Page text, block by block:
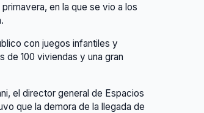
en la que se vio a los
con juegos infantiles y
de 100 viviendas y una gran
el director general de Espacios
que la demora de la llegada de